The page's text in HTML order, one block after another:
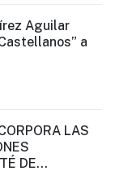
Aguilar
a
LAS
DE
PARA EL